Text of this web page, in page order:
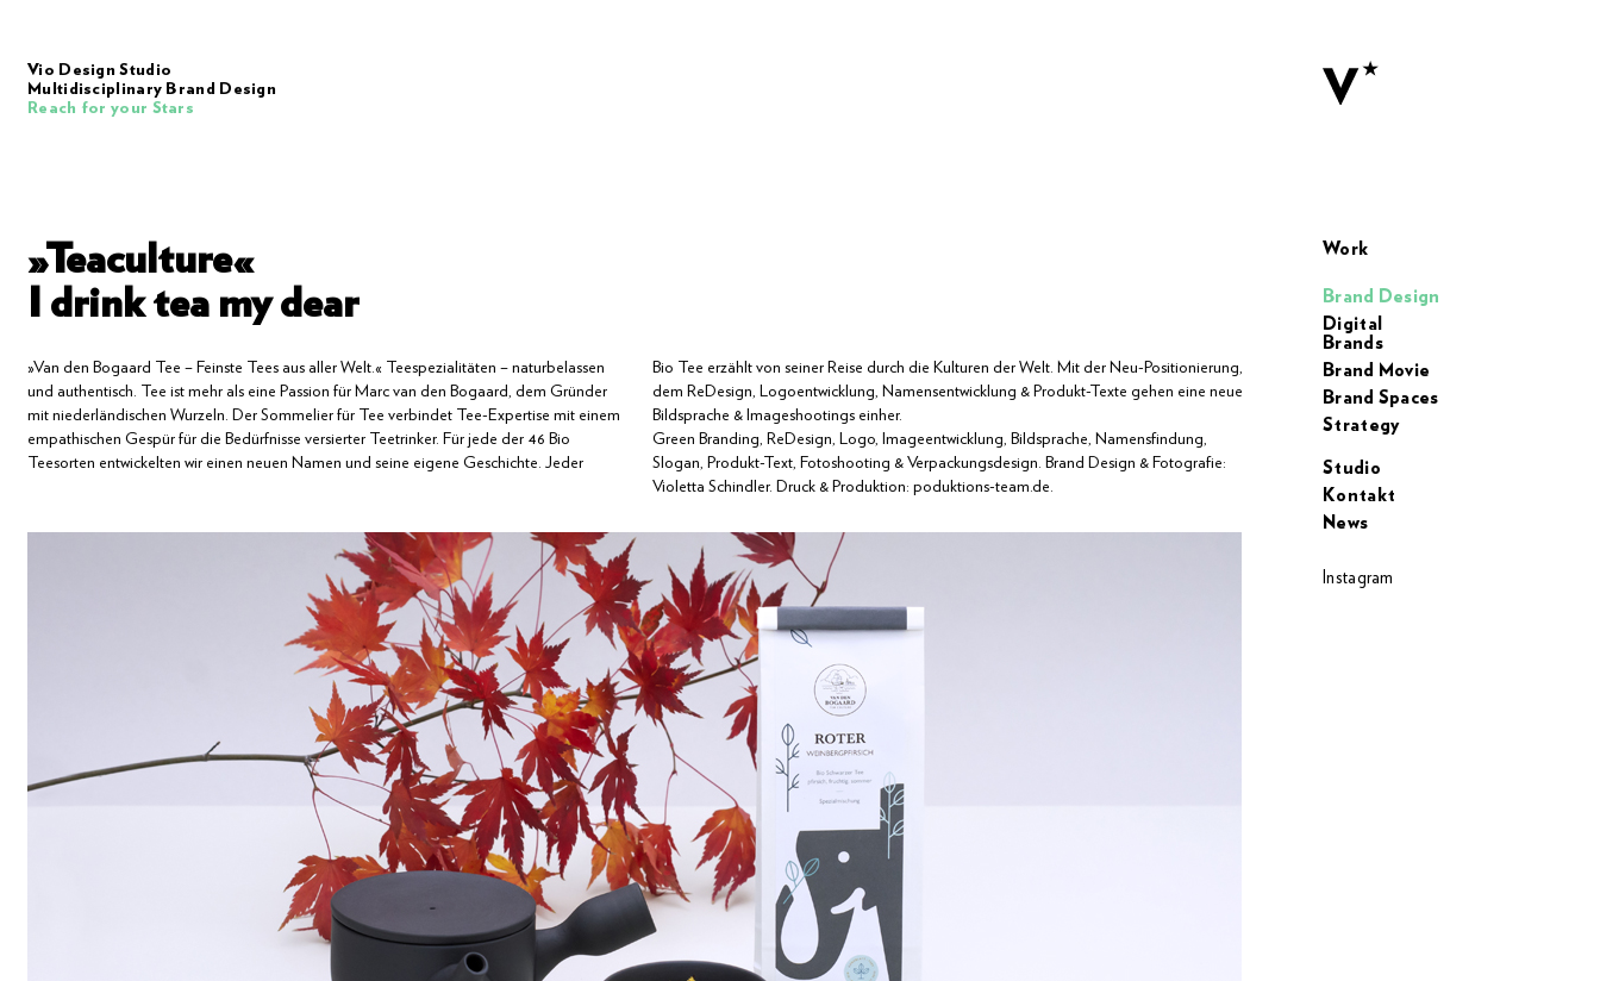
Vio Design Studio
Multidisciplinary Brand Design
Reach for your Stars
Work
Brand Design
Digital
Brands
Brand Movie
Brand Spaces
Strategy
Studio
Kontakt
News
Instagram
»Teaculture«
I drink tea my dear
»Van den Bogaard Tee – Feinste Tees aus aller Welt.« Teespezialitäten – naturbelassen
und authentisch. Tee ist mehr als eine Passion für Marc van den Bogaard, dem Gründer
mit niederländischen Wurzeln. Der Sommelier für Tee verbindet Tee-Expertise mit einem
empathischen Gespür für die Bedürfnisse versierter Teetrinker. Für jede der 46 Bio
Teesorten entwickelten wir einen neuen Namen und seine eigene Geschichte. Jeder
Bio Tee erzählt von seiner Reise durch die Kulturen der Welt. Mit der Neu-Positionierung,
dem ReDesign, Logoentwicklung, Namensentwicklung & Produkt-Texte gehen eine neue
Bildsprache & Imageshootings einher.
Green Branding, ReDesign, Logo, Imageentwicklung, Bildsprache, Namensfindung,
Slogan, Produkt-Text, Fotoshooting & Verpackungsdesign. Brand Design & Fotografie:
Violetta Schindler. Druck & Produktion: poduktions-team.de.